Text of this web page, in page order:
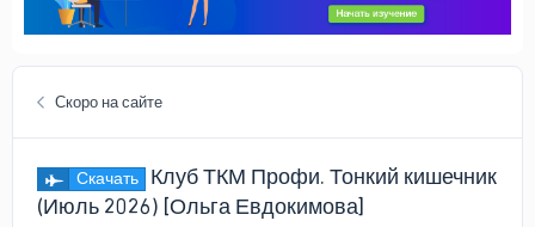
Скоро на сайте
Скачать
Клуб ТКМ Профи. Тонкий кишечник
(Июль 2026) [Ольга Евдокимова]